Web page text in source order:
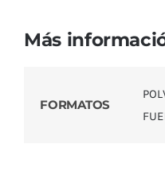
Más
FORMATOS